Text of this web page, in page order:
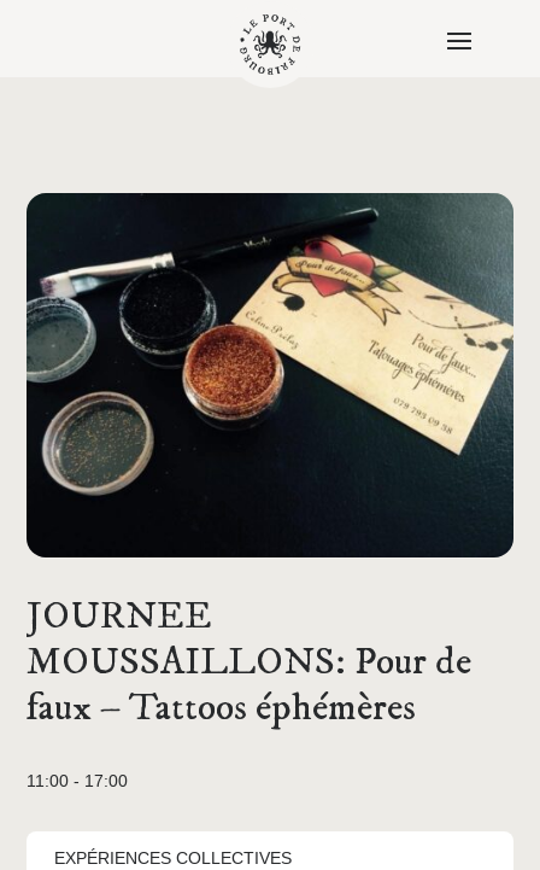
JOURNEE
MOUSSAILLONS: Pour de
faux – Tattoos éphémères
11:00 - 17:00
EXPÉRIENCES COLLECTIVES